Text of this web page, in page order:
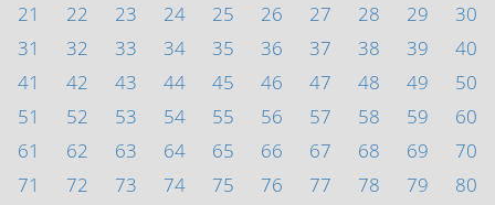
21
22 23 24 25 26 27 28 29
30
31
32 33 34 35 36 37 38 39
40
41
42 43 44 45 46 47 48 49
50
51
52 53 54 55 56 57 58 59
60
61
62 63 64 65 66 67 68 69
70
71
72 73 74 75 76 77 78 79
80